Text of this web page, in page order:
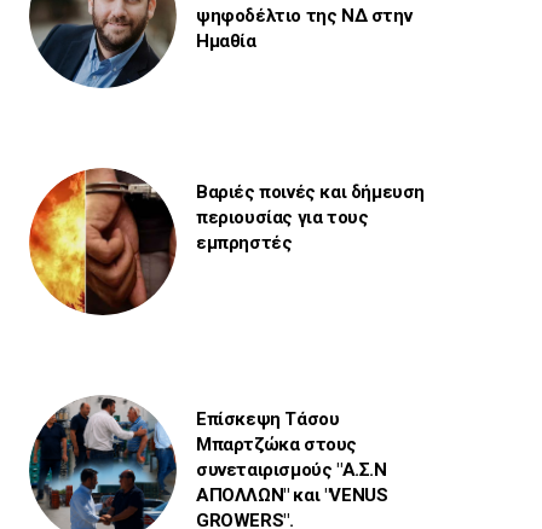
ψηφοδέλτιο της ΝΔ στην
Ημαθία
Βαριές ποινές και δήμευση
περιουσίας για τους
εμπρηστές
Επίσκεψη Τάσου
Μπαρτζώκα στους
συνεταιρισμούς "Α.Σ.Ν
ΑΠΟΛΛΩΝ" και "VENUS
GROWERS".